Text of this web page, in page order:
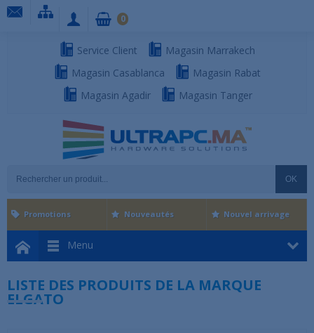
Service Client
Magasin Marrakech
Magasin Casablanca
Magasin Rabat
Magasin Agadir
Magasin Tanger
OK
0
Menu
Promotions Nouveautés Nouvel arrivage
LISTE DES PRODUITS DE LA MARQUE
ELGATO